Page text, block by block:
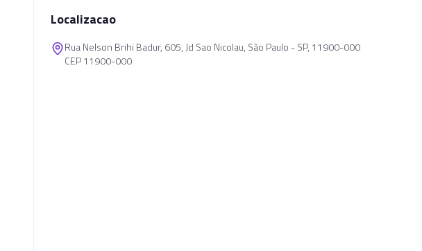
Localizacao
Rua Nelson Brihi Badur, 605, Jd Sao Nicolau, São Paulo - SP, 11900-000
CEP 11900-000